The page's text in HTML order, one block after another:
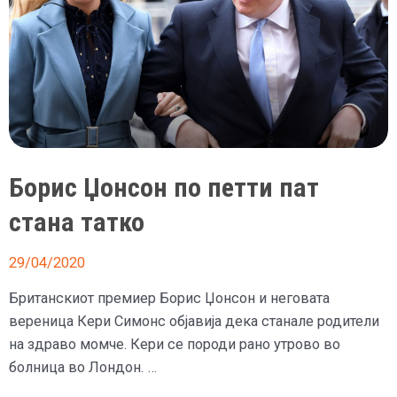
Борис Џонсон по петти пат
стана татко
29/04/2020
Британскиот премиер Борис Џонсон и неговата
вереница Кери Симонс објавија дека станале родители
на здраво момче. Кери се породи рано утрово во
болница во Лондон. …